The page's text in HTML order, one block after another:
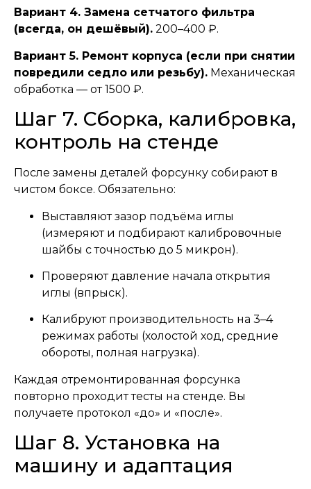
Вариант 4. Замена сетчатого фильтра
(всегда, он дешёвый). 200–400 ₽.
Вариант 5. Ремонт корпуса (если при снятии
повредили седло или резьбу). Механическая
обработка — от 1500 ₽.
Шаг 7. Сборка, калибровка,
контроль на стенде
После замены деталей форсунку собирают в
чистом боксе. Обязательно:
Выставляют зазор подъёма иглы
(измеряют и подбирают калибровочные
шайбы с точностью до 5 микрон).
Проверяют давление начала открытия
иглы (впрыск).
Калибруют производительность на 3–4
режимах работы (холостой ход, средние
обороты, полная нагрузка).
Каждая отремонтированная форсунка
повторно проходит тесты на стенде. Вы
получаете протокол «до» и «после».
Шаг 8. Установка на
машину и адаптация